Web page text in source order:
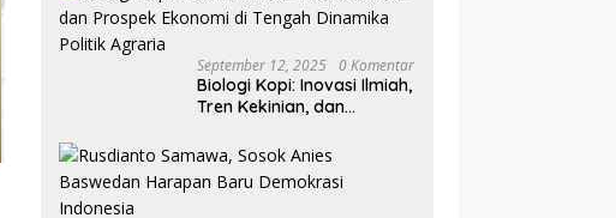
September 12, 2025 0 Komentar
Biologi Kopi: Inovasi Ilmiah,
Tren Kekinian, dan
Tengah Dinamika Politik
Agraria